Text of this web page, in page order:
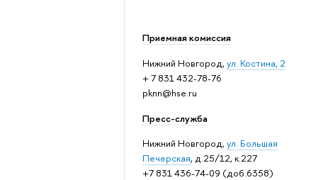
Приемная комиссия
Нижний Новгород,ул. Костина, 2
+ 7 831 432-78-76
pknn@hse.ru
Пресс-служба
Нижний Новгород,ул. Большая
Печерская, д.25/12, к.227
+7 831 436-74-09 (доб.6358)